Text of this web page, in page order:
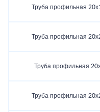
Труба профильная
Труба профильная
Труба профильная
Труба профильная